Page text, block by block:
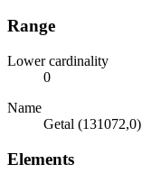
Range
Lower cardinality
0
Name
Getal (131072,0)
Elements